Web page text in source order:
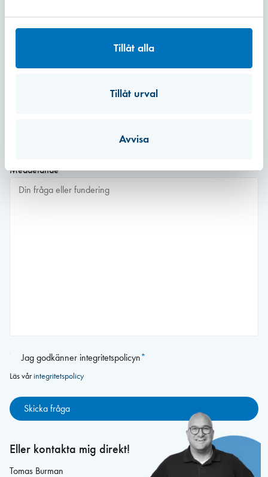
Tillåt alla
Tillåt urval
Avvisa
E-post*
Meddelande*
Samtycke *
Jag godkänner integritetspolicyn*
Läs vårintegritetspolicy
Eller kontakta mig direkt!
Tomas Burman